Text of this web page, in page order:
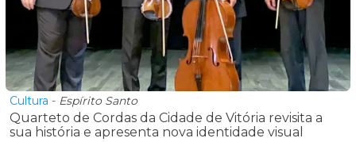
Cultura - Espírito Santo
Quarteto de Cordas da Cidade de Vitória revisita a
sua história e apresenta nova identidade visual